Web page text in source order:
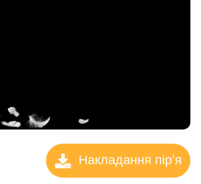
Накладання пір'я